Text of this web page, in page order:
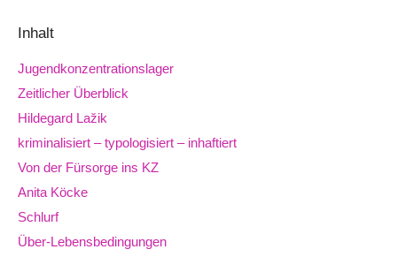
Inhalt
Jugendkonzentrationslager
Zeitlicher Überblick
Hildegard Lažik
kriminalisiert – typologisiert – inhaftiert
Von der Fürsorge ins KZ
Anita Köcke
Schlurf
Über-Lebensbedingungen